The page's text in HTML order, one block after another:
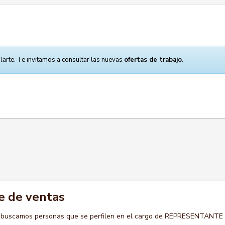
Te invitamos a consultar las nuevas ofertas de trabajo.
de ventas
personas que se perfilen en el cargo de REPRESENTANTE